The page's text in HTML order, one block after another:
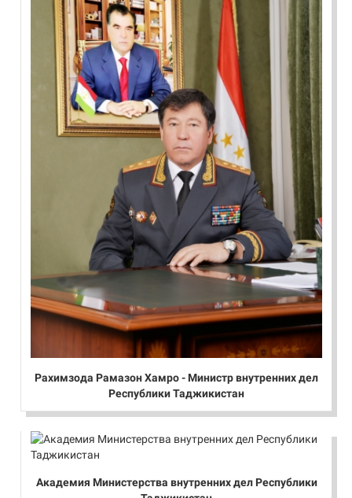
Рахимзода Рамазон Хамро - Министр внутренних дел
Республики Таджикистан
Академия Министерства внутренних дел Республики